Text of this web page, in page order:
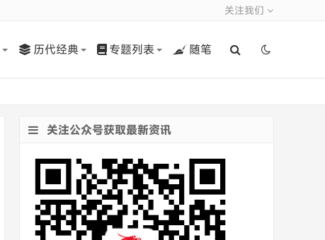
关注我们
历代经典 专题列表 随笔
关注公众号获取最新资讯